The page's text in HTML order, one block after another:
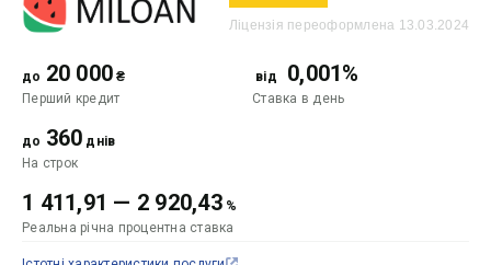
Ліцензія переоформлена 13.03.2024
до 20 000 ₴
Перший кредит
від 0,001%
Ставка в день
до 360 днів
На строк
1 411,91 — 2 920,43 %
Реальна річна процентна ставка